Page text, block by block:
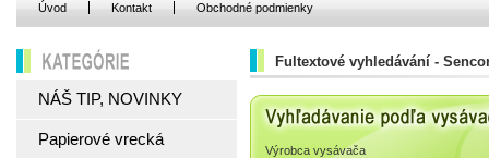
Úvod Kontakt Obchodné podmienky
Fultextové vyhledávání -
Vyhľadávanie podľa
Výrobca vysávača
KATEGÓRIE
NÁŠ TIP, NOVINKY
Papierové vrecká